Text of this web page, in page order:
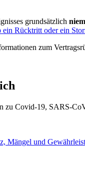
grundsätzlich
ein Rücktritt oder ein
zum
zu Covid-19, SARS-
Mängel und